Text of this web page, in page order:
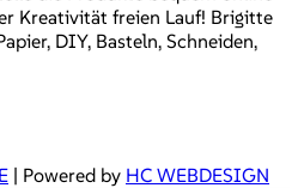
Kreativität freien Lauf! Brigitte
DIY, Basteln, Schneiden,
| Powered by HC WEBDESIGN